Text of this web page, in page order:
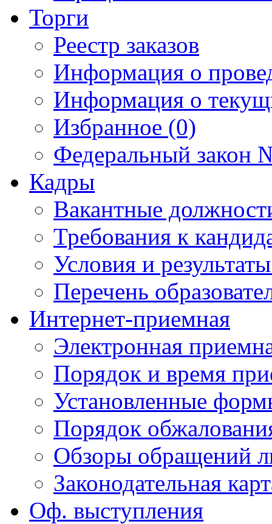
Торги
Реестр заказов
Информация о
Информация о
Избранное (0)
Федеральный закон
Кадры
Вакантные
Требования к
Условия и
Перечень
Интернет-приемная
Электронная
Порядок и время
Установленные
Порядок
Обзоры обращений
Законодательная
Оф. выступления